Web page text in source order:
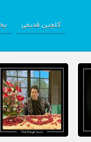
گلچین قدیمی